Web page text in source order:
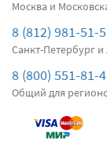
Москва и
8 (812) 981-51-
Санкт-Петербург и
8 (800) 551-81-
Общий для